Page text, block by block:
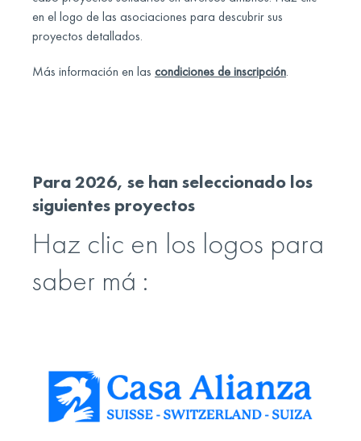
en el logo de las asociaciones para descubrir sus
proyectos detallados.
Más información en las condiciones de inscripción.
Para 2026, se han seleccionado los
siguientes proyectos
Haz clic en los logos para
saber má :